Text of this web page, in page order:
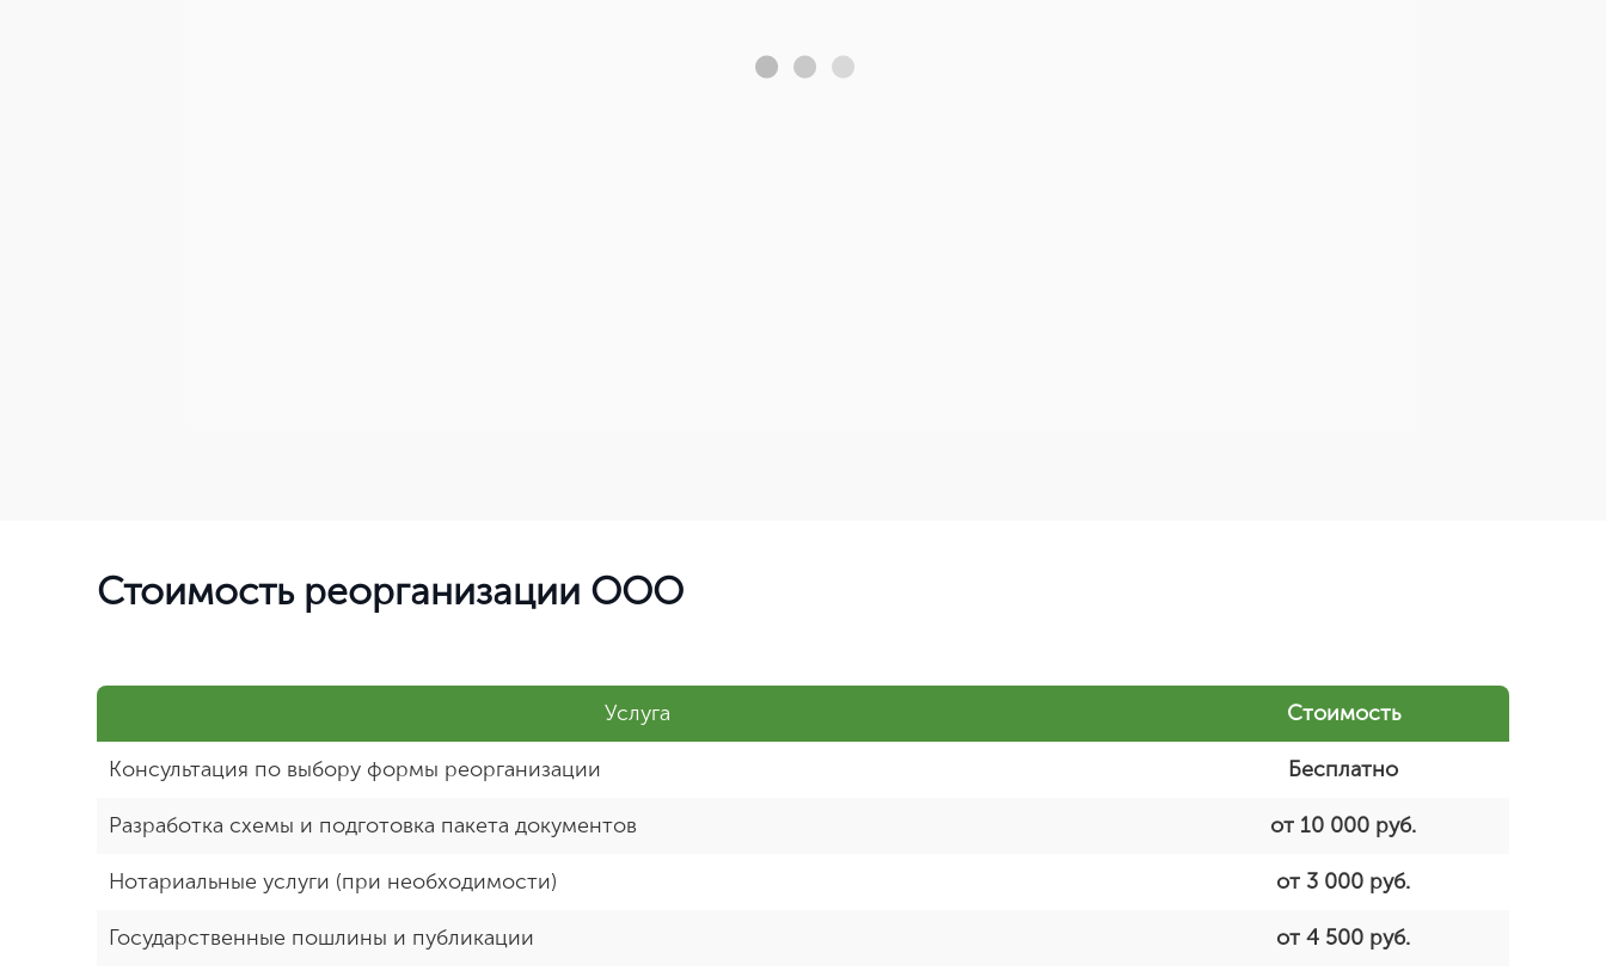
Стоимость реорганизации ООО
Услуга Стоимость
Консультация по выбору формы реорганизации Бесплатно
Разработка схемы и подготовка пакета документов от 10 000 руб.
Нотариальные услуги (при необходимости) от 3 000 руб.
Государственные пошлины и публикации от 4 500 руб.